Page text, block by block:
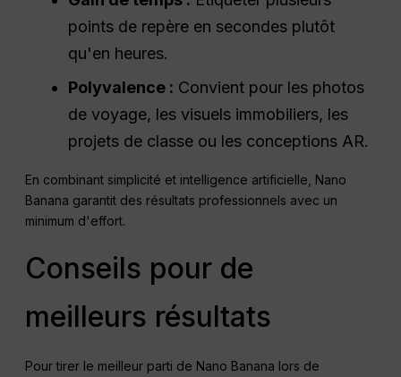
points de repère en secondes plutôt
qu'en heures.
Polyvalence : Convient pour les photos
de voyage, les visuels immobiliers, les
projets de classe ou les conceptions AR.
En combinant simplicité et intelligence artificielle, Nano
Banana garantit des résultats professionnels avec un
minimum d'effort.
Conseils pour de
meilleurs résultats
Pour tirer le meilleur parti de Nano Banana lors de